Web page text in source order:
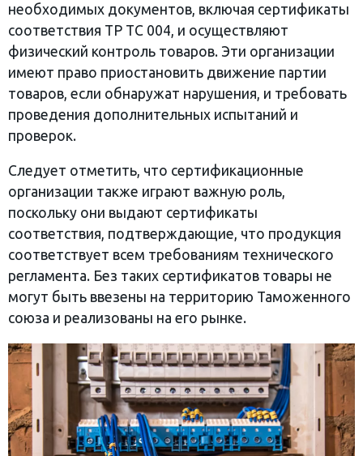
необходимых документов, включая сертификаты
соответствия ТР ТС 004, и осуществляют
физический контроль товаров. Эти организации
имеют право приостановить движение партии
товаров, если обнаружат нарушения, и требовать
проведения дополнительных испытаний и
проверок.
Следует отметить, что сертификационные
организации также играют важную роль,
поскольку они выдают сертификаты
соответствия, подтверждающие, что продукция
соответствует всем требованиям технического
регламента. Без таких сертификатов товары не
могут быть ввезены на территорию Таможенного
союза и реализованы на его рынке.